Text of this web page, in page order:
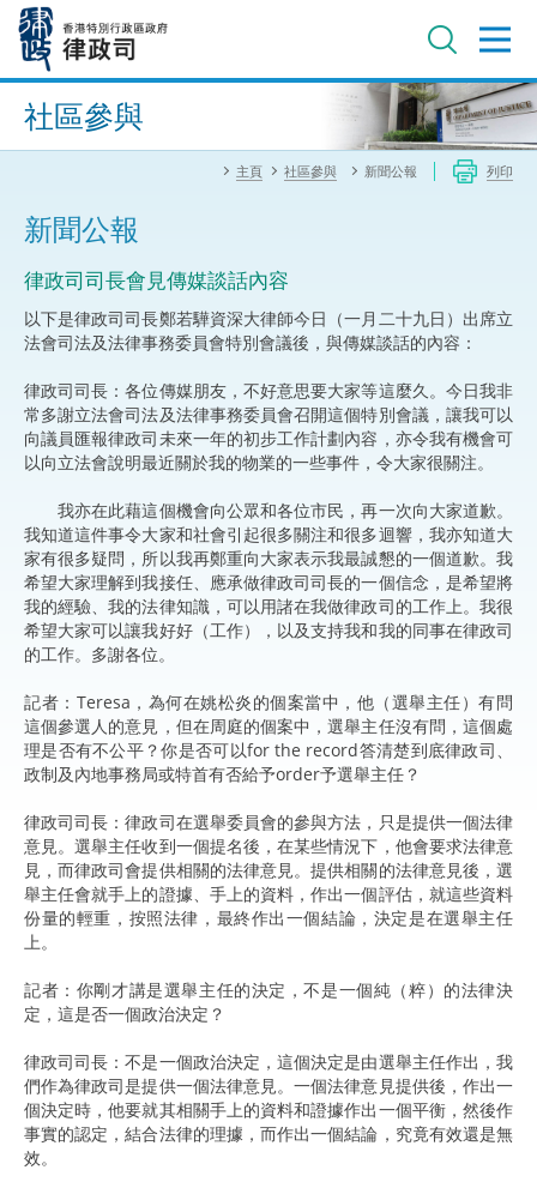
內
進階搜尋
社區參與
主頁 社區參與 新聞公報 列印
新聞公報
律政司司長會見傳媒談話內容
以下是律政司司長鄭若驊資深大律師今日（一月二十九日）出席立
法會司法及法律事務委員會特別會議後，與傳媒談話的內容：
律政司司長：各位傳媒朋友，不好意思要大家等這麼久。今日我非
常多謝立法會司法及法律事務委員會召開這個特別會議，讓我可以
向議員匯報律政司未來一年的初步工作計劃內容，亦令我有機會可
以向立法會說明最近關於我的物業的一些事件，令大家很關注。
我亦在此藉這個機會向公眾和各位市民，再一次向大家道歉。
我知道這件事令大家和社會引起很多關注和很多迴響，我亦知道大
家有很多疑問，所以我再鄭重向大家表示我最誠懇的一個道歉。我
希望大家理解到我接任、應承做律政司司長的一個信念，是希望將
我的經驗、我的法律知識，可以用諸在我做律政司的工作上。我很
希望大家可以讓我好好（工作），以及支持我和我的同事在律政司
的工作。多謝各位。
記者：Teresa，為何在姚松炎的個案當中，他（選舉主任）有問
這個參選人的意見，但在周庭的個案中，選舉主任沒有問，這個處
理是否有不公平？你是否可以for the record答清楚到底律政司、
政制及內地事務局或特首有否給予order予選舉主任？
律政司司長：律政司在選舉委員會的參與方法，只是提供一個法律
意見。選舉主任收到一個提名後，在某些情況下，他會要求法律意
見，而律政司會提供相關的法律意見。提供相關的法律意見後，選
舉主任會就手上的證據、手上的資料，作出一個評估，就這些資料
份量的輕重，按照法律，最終作出一個結論，決定是在選舉主任
上。
記者：你剛才講是選舉主任的決定，不是一個純（粹）的法律決
定，這是否一個政治決定？
律政司司長：不是一個政治決定，這個決定是由選舉主任作出，我
們作為律政司是提供一個法律意見。一個法律意見提供後，作出一
個決定時，他要就其相關手上的資料和證據作出一個平衡，然後作
事實的認定，結合法律的理據，而作出一個結論，究竟有效還是無
效。